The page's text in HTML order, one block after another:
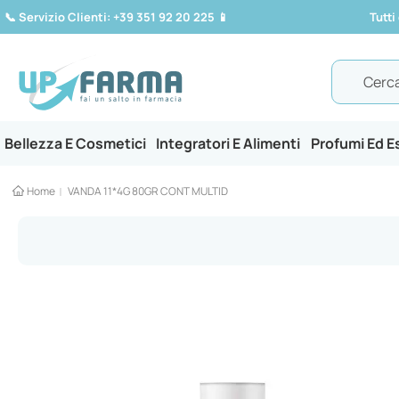
📞 Servizio Clienti: +39 351 92 20 225 📱 Tutti
Bellezza E Cosmetici Integratori E Alimenti Profumi Ed
Home VANDA 11*4G 80GR CONT MULTID